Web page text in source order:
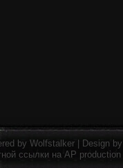
by Wolfstalker | Design by
ссылки на AP production